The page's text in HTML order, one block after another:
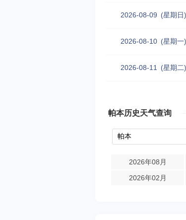
2026-08-09 (星期日)
2026-08-10 (星期一)
2026-08-11 (星期二)
帕本历史天气查询
2026年08月
2026年02月